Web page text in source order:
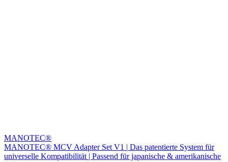
MANOTEC®
MANOTEC® MCV Adapter Set V1 | Das patentierte System für
universelle Kompatibilität | Passend für japanische & amerikanische